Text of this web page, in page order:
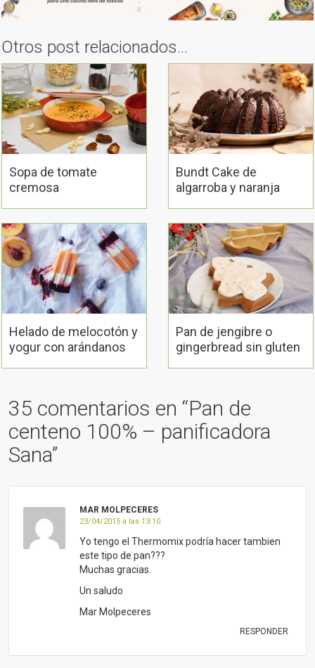
Otros post relacionados...
Sopa de tomate
cremosa
Bundt Cake de
algarroba y naranja
Helado de melocotón y
yogur con arándanos
Pan de jengibre o
gingerbread sin gluten
35 comentarios en “Pan de
centeno 100% – panificadora
Sana”
MAR MOLPECERES
23/04/2015 a las 13:10
Yo tengo el Thermomix podría hacer tambien
este tipo de pan???
Muchas gracias.
Un saludo
Mar Molpeceres
RESPONDER